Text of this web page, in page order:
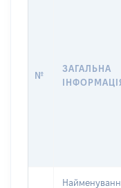
№
ЗАГАЛЬНА